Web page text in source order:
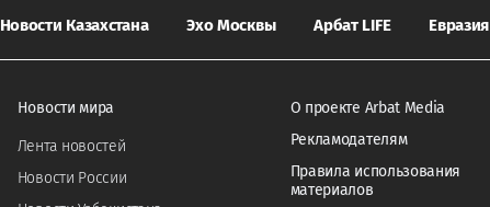
Новости Казахстана Эхо Москвы Арбат LIFE Евразия
Новости мира
Лента новостей
Новости России
О проекте Arbat Media
Рекламодателям
Правила использования
материалов